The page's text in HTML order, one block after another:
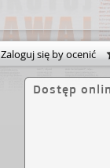
Zaloguj się by ocenić
Dostęp